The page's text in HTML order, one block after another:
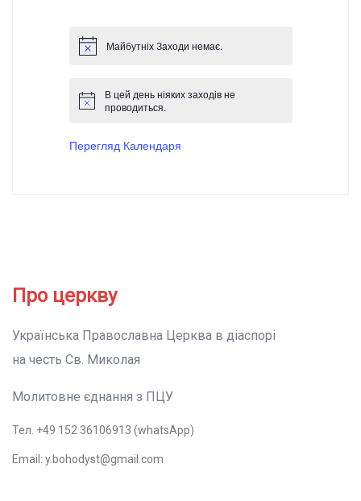
Майбутніх Заходи немає.
В цей день ніяких заходів не
проводиться.
Перегляд Календаря
Про церкву
Українська Православна Церква в діаспорі
на честь Св. Миколая
Молитовне єднання з ПЦУ
Тел. +49 152 36106913 (whatsApp)
Email: y.bohodyst@gmail.com